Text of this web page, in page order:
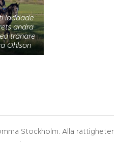
laddade
andra
tränare
Ohlson
Stockholm. Alla rättigheter